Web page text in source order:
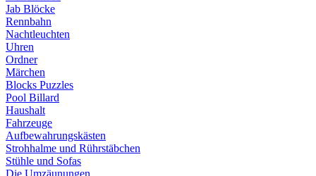
Jab Blöcke
Rennbahn
Nachtleuchten
Uhren
Ordner
Märchen
Blocks Puzzles
Pool Billard
Haushalt
Fahrzeuge
Aufbewahrungskästen
Strohhalme und Rührstäbchen
Stühle und Sofas
Die Umzäunungen